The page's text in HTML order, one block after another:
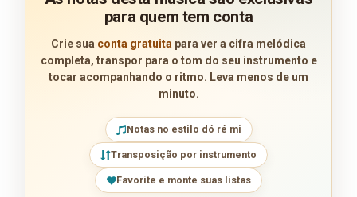
para quem tem conta
Crie sua conta gratuita para ver a cifra melódica
completa, transpor para o tom do seu instrumento e
tocar acompanhando o ritmo. Leva menos de um
minuto.
Notas no estilo dó ré mi
Transposição por instrumento
Favorite e monte suas listas